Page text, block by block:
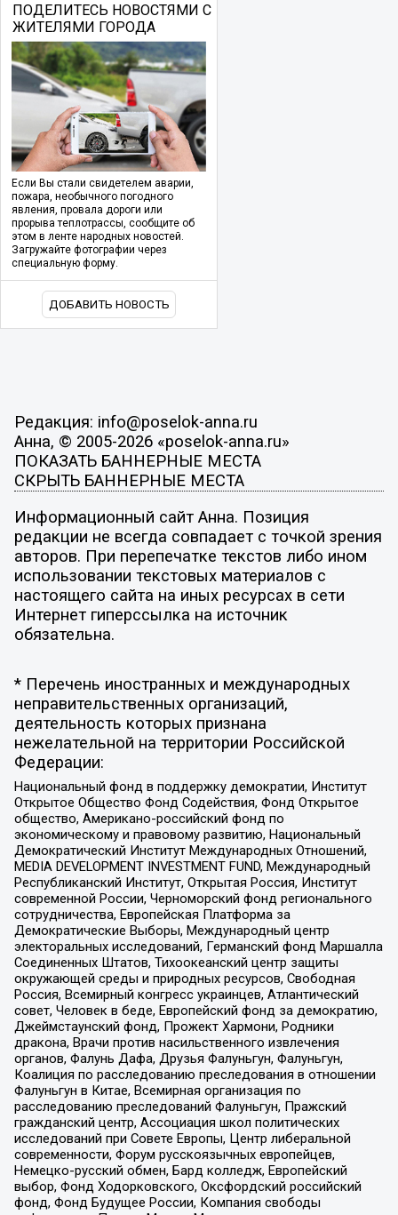
ПОДЕЛИТЕСЬ НОВОСТЯМИ С
ЖИТЕЛЯМИ ГОРОДА
Если Вы стали свидетелем аварии,
пожара, необычного погодного
явления, провала дороги или
прорыва теплотрассы, сообщите об
этом в ленте народных новостей.
Загружайте фотографии через
специальную форму.
ДОБАВИТЬ НОВОСТЬ
Редакция: info@poselok-anna.ru
Анна, © 2005-2026 «poselok-anna.ru»
ПОКАЗАТЬ БАННЕРНЫЕ МЕСТА
СКРЫТЬ БАННЕРНЫЕ МЕСТА
Информационный сайт Анна. Позиция
редакции не всегда совпадает с точкой зрения
авторов. При перепечатке текстов либо ином
использовании текстовых материалов с
настоящего сайта на иных ресурсах в сети
Интернет гиперссылка на источник
обязательна.
* Перечень иностранных и международных
неправительственных организаций,
деятельность которых признана
нежелательной на территории Российской
Федерации:
Национальный фонд в поддержку демократии, Институт
Открытое Общество Фонд Содействия, Фонд Открытое
общество, Американо-российский фонд по
экономическому и правовому развитию, Национальный
Демократический Институт Международных Отношений,
MEDIA DEVELOPMENT INVESTMENT FUND, Международный
Республиканский Институт, Открытая Россия, Институт
современной России, Черноморский фонд регионального
сотрудничества, Европейская Платформа за
Демократические Выборы, Международный центр
электоральных исследований, Германский фонд Маршалла
Соединенных Штатов, Тихоокеанский центр защиты
окружающей среды и природных ресурсов, Свободная
Россия, Всемирный конгресс украинцев, Атлантический
совет, Человек в беде, Европейский фонд за демократию,
Джеймстаунский фонд, Прожект Хармони, Родники
дракона, Врачи против насильственного извлечения
органов, Фалунь Дафа, Друзья Фалуньгун, Фалуньгун,
Коалиция по расследованию преследования в отношении
Фалуньгун в Китае, Всемирная организация по
расследованию преследований Фалуньгун, Пражский
гражданский центр, Ассоциация школ политических
исследований при Совете Европы, Центр либеральной
современности, Форум русскоязычных европейцев,
Немецко-русский обмен, Бард колледж, Европейский
выбор, Фонд Ходорковского, Оксфордский российский
фонд, Фонд Будущее России, Компания свободы